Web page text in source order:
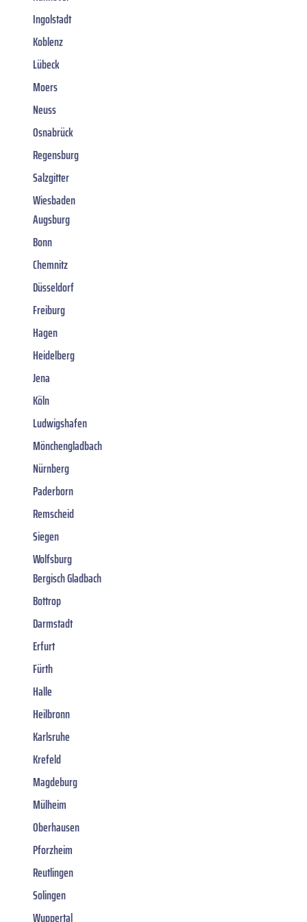
Ingolstadt
Koblenz
Lübeck
Moers
Neuss
Osnabrück
Regensburg
Salzgitter
Wiesbaden
Augsburg
Bonn
Chemnitz
Düsseldorf
Freiburg
Hagen
Heidelberg
Jena
Köln
Ludwigshafen
Mönchengladbach
Nürnberg
Paderborn
Remscheid
Siegen
Wolfsburg
Bergisch Gladbach
Bottrop
Darmstadt
Erfurt
Fürth
Halle
Heilbronn
Karlsruhe
Krefeld
Magdeburg
Mülheim
Oberhausen
Pforzheim
Reutlingen
Solingen
Wuppertal